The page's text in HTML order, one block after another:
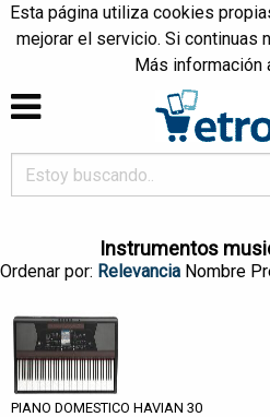
Esta página utiliza cookies
mejorar el servicio. Si continuas
Más información
Instrumentos
Ordenar por: Relevancia Nombre
PIANO DOMESTICO HAVIAN 30